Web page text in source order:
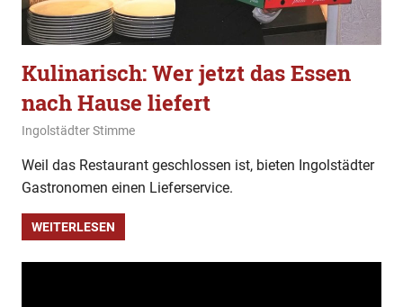
Kulinarisch: Wer jetzt das Essen
nach Hause liefert
22. März 2020
Ingolstädter Stimme
Weil das Restaurant geschlossen ist, bieten Ingolstädter
Gastronomen einen Lieferservice.
WEITERLESEN